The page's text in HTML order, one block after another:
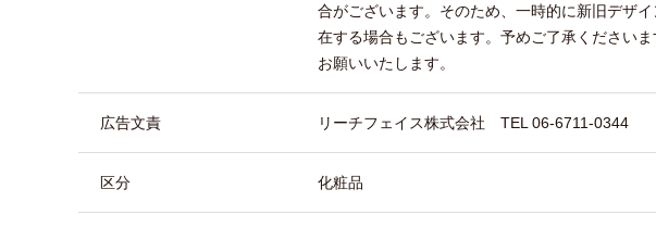
合がございます。そのため、一時的に新旧デザイ
在する場合もございます。予めご了承くださいま
お願いいたします。
広告文責 リーチフェイス株式会社 TEL 06-6711-0344
区分 化粧品